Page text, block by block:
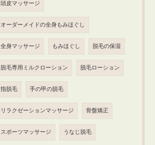
頭皮マッサージ
オーダーメイドの全身もみほぐし
全身マッサージ もみほぐし 脱毛の保湿
脱毛専用ミルクローション 脱毛ローション
指脱毛 手の甲の脱毛
リラクゼーションマッサージ 骨盤矯正
スポーツマッサージ うなじ脱毛